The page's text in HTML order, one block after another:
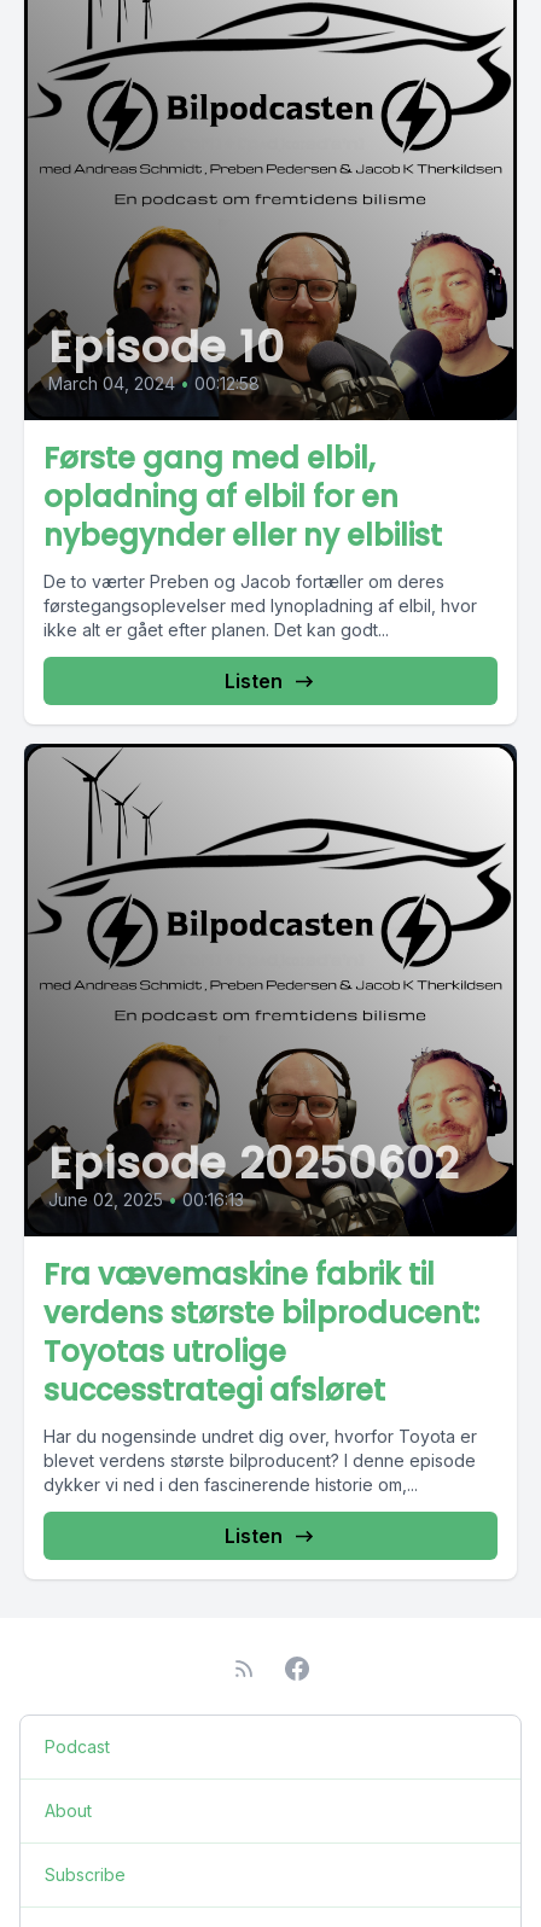
Episode 10
March 04, 2024 • 00:12:58
Første gang med elbil,
opladning af elbil for en
nybegynder eller ny elbilist
De to værter Preben og Jacob fortæller om deres
førstegangsoplevelser med lynopladning af elbil, hvor
ikke alt er gået efter planen. Det kan godt...
Listen
Episode 20250602
June 02, 2025 • 00:16:13
Fra vævemaskine fabrik til
verdens største bilproducent:
Toyotas utrolige
successtrategi afsløret
Har du nogensinde undret dig over, hvorfor Toyota er
blevet verdens største bilproducent? I denne episode
dykker vi ned i den fascinerende historie om,...
Listen
Podcast
About
Subscribe